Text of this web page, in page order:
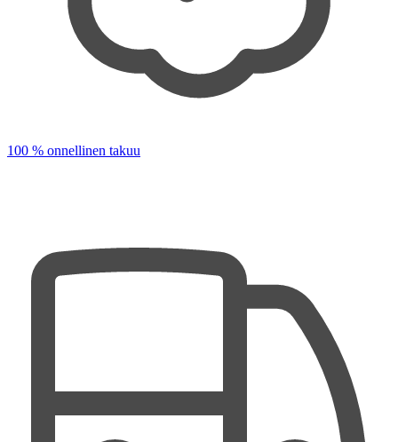
100 % onnellinen takuu